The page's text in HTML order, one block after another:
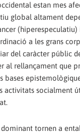
estan mes
global altament
a les grans
del caràcter públic
al rellançament que
bases
activitats socialment
tornen a